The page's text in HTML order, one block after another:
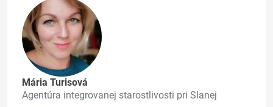
Mária Turisová
Agentúra integrovanej starostlivosti pri Slanej